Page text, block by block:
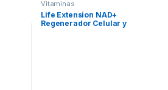
Vitaminasㅤ
Life Extension NAD+
Regenerador Celular y